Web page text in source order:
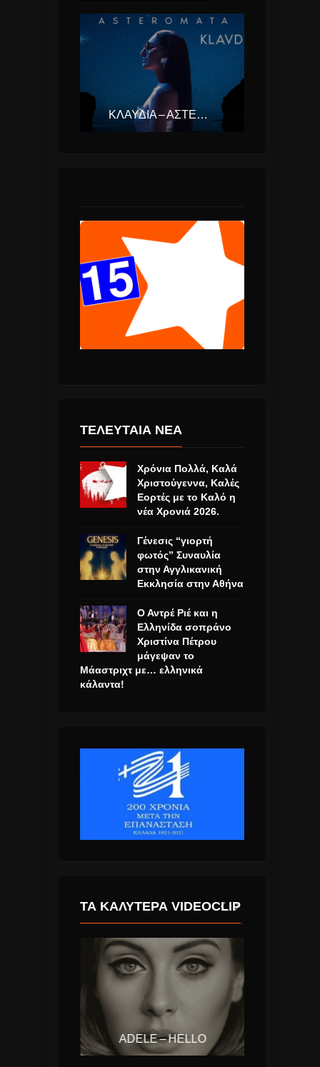
ΚΛΑΥΔΊΑ – ΑΣΤΕΡΟΜΆΤΑ (EUROVISION ΕΛΛΆΔΑ 2025)
ΤΕΛΕΥΤΑΙΑ ΝΕΑ
Χρόνια Πολλά, Καλά
Χριστούγεννα, Καλές
Εορτές με το Καλό η
νέα Χρονιά 2026.
Γένεσις “γιορτή
φωτός” Συναυλία
στην Αγγλικανική
Εκκλησία στην Αθήνα
Ο Αντρέ Ριέ και η
Ελληνίδα σοπράνο
Χριστίνα Πέτρου
μάγεψαν το
Μάαστριχτ με… ελληνικά
κάλαντα!
ΤΑ ΚΑΛΎΤΕΡΑ VIDEOCLIP
ADELE – HELLO